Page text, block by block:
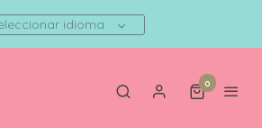
idioma
0